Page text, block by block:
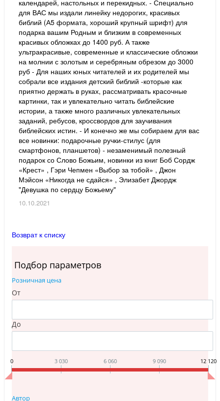
календарей, настольных и перекидных. - Специально
для ВАС мы издали линейку недорогих, красивых
библий (А5 формата, хороший крупный шрифт) для
подарка вашим Родным и близким в современных
красивых обложках до 1400 руб. А также
ультракрасивые, современные и классические обложки
на молнии с золотым и серебряным обрезом до 3000
руб - Для наших юных читателей и их родителей мы
собрали все издания детский библий -которые как
приятно держать в руках, рассматривать красочные
картинки, так и увлекательно читать библейские
истории, а также много различных увлекательных
заданий, ребусов, кроссвордов для заучивания
библейских истин. - И конечно же мы собираем для вас
все новинки: подарочные ручки-стилус (для
смартфонов, планшетов) - незаменимый полезный
подарок со Слово Божьим, новинки из книг Боб Сордж
«Крест» , Гэри Чепмен «Выбор за тобой» , Джон
Мэйсон «Никогда не сдайся» , Элизабет Джордж
"Девушка по сердцу Божьему"
10.10.2021
Возврат к списку
Подбор параметров
Розничная цена
От
До
0 3 030 6 060 9 090 12 120
Автор